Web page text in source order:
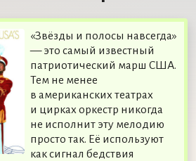
«Звёзды и полосы навсегда»
— это самый известный
патриотический марш США.
Тем не менее
в американских театрах
и цирках оркестр никогда
не исполнит эту мелодию
просто так. Её используют
как сигнал бедствия